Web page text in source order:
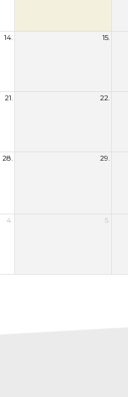
14. 15.
21. 22.
28. 29.
4. 5.